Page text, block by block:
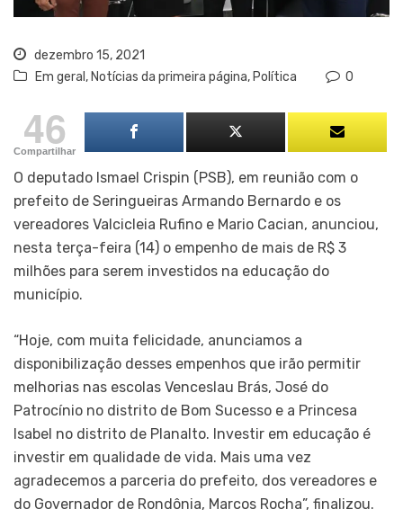
dezembro 15, 2021
Em geral , Notícias da primeira página, Política 0
46
Compartilhar
O deputado Ismael Crispin (PSB), em reunião com o
prefeito de Seringueiras Armando Bernardo e os
vereadores Valcicleia Rufino e Mario Cacian, anunciou,
nesta terça-feira (14) o empenho de mais de R$ 3
milhões para serem investidos na educação do
município.
“Hoje, com muita felicidade, anunciamos a
disponibilização desses empenhos que irão permitir
melhorias nas escolas Venceslau Brás, José do
Patrocínio no distrito de Bom Sucesso e a Princesa
Isabel no distrito de Planalto. Investir em educação é
investir em qualidade de vida. Mais uma vez
agradecemos a parceria do prefeito, dos vereadores e
do Governador de Rondônia, Marcos Rocha”, finalizou.